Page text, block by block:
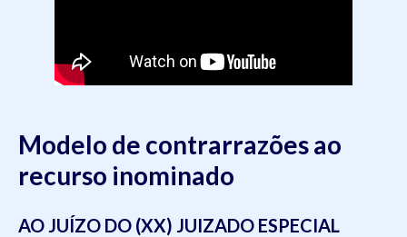
Modelo de contrarrazões ao
recurso inominado
AO JUÍZO DO (XX) JUIZADO ESPECIAL